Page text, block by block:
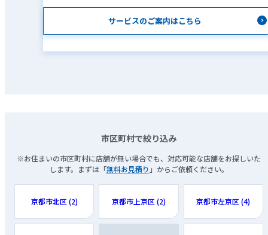
サービスのご案内はこちら
市区町村で絞り込み
※お住まいの市区町村に店舗が無い場合でも、対応可能な店舗をお探しいた
します。まずは「無料お見積り 」からご依頼ください。
京都市北区 (2) 京都市上京区 (2) 京都市左京区 (4)